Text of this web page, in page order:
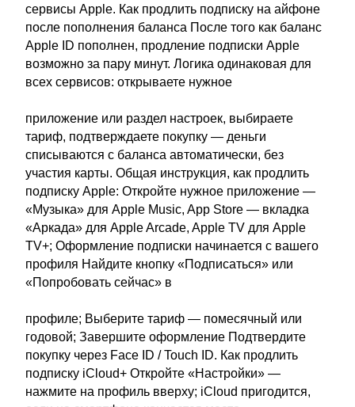
сервисы Apple. Как продлить подписку на айфоне
после пополнения баланса После того как баланс
Apple ID пополнен, продление подписки Apple
возможно за пару минут. Логика одинаковая для
всех сервисов: открываете нужное
приложение или раздел настроек, выбираете
тариф, подтверждаете покупку — деньги
списываются с баланса автоматически, без
участия карты. Общая инструкция, как продлить
подписку Apple: Откройте нужное приложение —
«Музыка» для Apple Music, App Store — вкладка
«Аркада» для Apple Arcade, Apple TV для Apple
TV+; Оформление подписки начинается с вашего
профиля Найдите кнопку «Подписаться» или
«Попробовать сейчас» в
профиле; Выберите тариф — помесячный или
годовой; Завершите оформление Подтвердите
покупку через Face ID / Touch ID. Как продлить
подписку iCloud+ Откройте «Настройки» —
нажмите на профиль вверху; iCloud пригодится,